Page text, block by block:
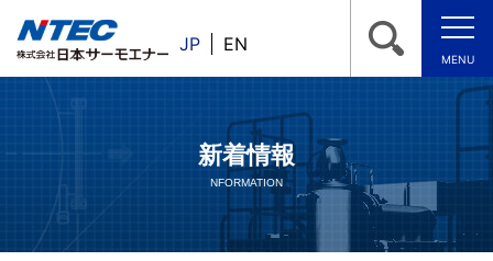
MENU
JP EN
新着情報
NFORMATION